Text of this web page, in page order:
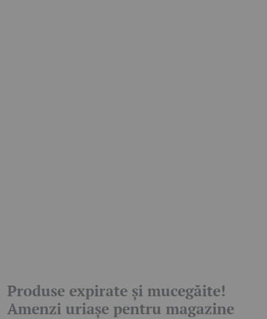
Produse expirate și mucegăite!
Amenzi uriașe pentru magazine